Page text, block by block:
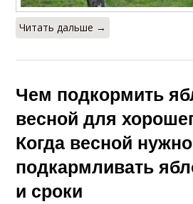
Читать дальше →
Чем подкормить
весной для
Когда весной нужно
подкармливать
и сроки